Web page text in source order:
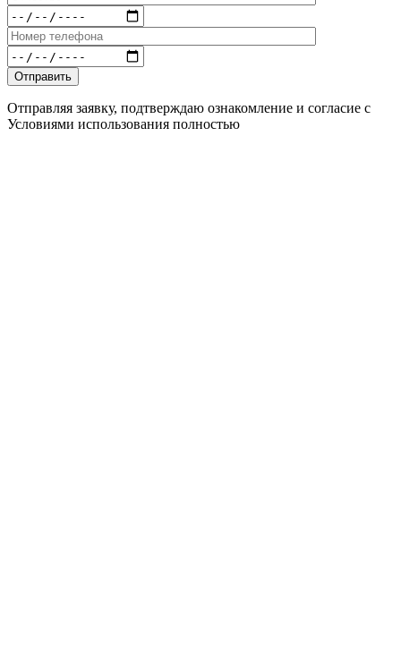
Отправляя заявку, подтверждаю ознакомление и согласие с
Условиями использования полностью